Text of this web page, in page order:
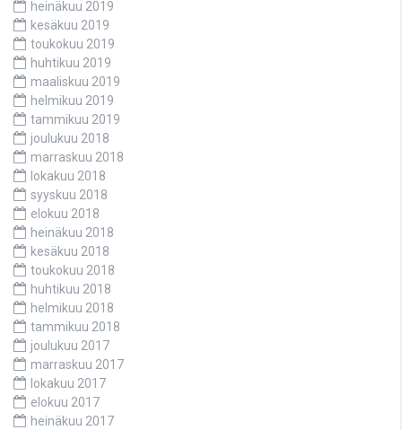
heinäkuu 2019
kesäkuu 2019
toukokuu 2019
huhtikuu 2019
maaliskuu 2019
helmikuu 2019
tammikuu 2019
joulukuu 2018
marraskuu 2018
lokakuu 2018
syyskuu 2018
elokuu 2018
heinäkuu 2018
kesäkuu 2018
toukokuu 2018
huhtikuu 2018
helmikuu 2018
tammikuu 2018
joulukuu 2017
marraskuu 2017
lokakuu 2017
elokuu 2017
heinäkuu 2017